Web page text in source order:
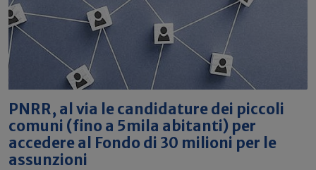
PNRR, al via le candidature dei piccoli
comuni (fino a 5mila abitanti) per
accedere al Fondo di 30 milioni per le
assunzioni